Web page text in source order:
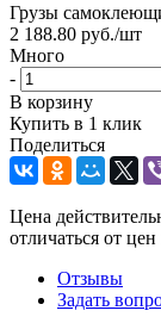
Грузы
2 188.80 руб./шт
Много
-
В корзину
Купить в 1 клик
Поделиться
Цена
отличаться от
Отзывы
Задать